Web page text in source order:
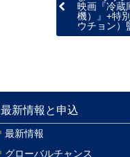
映画『冷蔵
機）』+特
ウチョン）
最新情報と申込
最新情報
グローバルチャンス